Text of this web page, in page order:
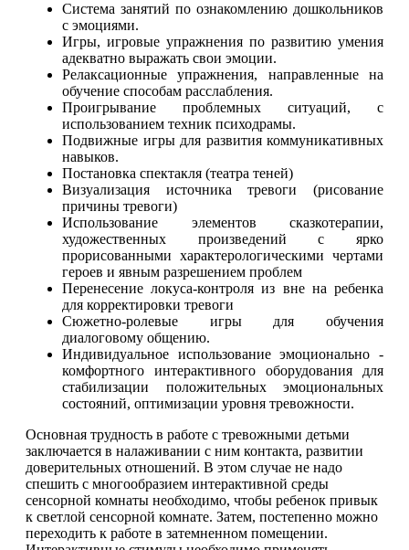
Система занятий по ознакомлению дошкольников
с эмоциями.
Игры, игровые упражнения по развитию умения
адекватно выражать свои эмоции.
Релаксационные упражнения, направленные на
обучение способам расслабления.
Проигрывание проблемных ситуаций, с
использованием техник психодрамы.
Подвижные игры для развития коммуникативных
навыков.
Постановка спектакля (театра теней)
Визуализация источника тревоги (рисование
причины тревоги)
Использование элементов сказкотерапии,
художественных произведений с ярко
прорисованными характерологическими чертами
героев и явным разрешением проблем
Перенесение локуса-контроля из вне на ребенка
для корректировки тревоги
Сюжетно-ролевые игры для обучения
диалоговому общению.
Индивидуальное использование эмоционально -
комфортного интерактивного оборудования для
стабилизации положительных эмоциональных
состояний, оптимизации уровня тревожности.
Основная трудность в работе с тревожными детьми
заключается в налаживании с ним контакта, развитии
доверительных отношений. В этом случае не надо
спешить с многообразием интерактивной среды
сенсорной комнаты необходимо, чтобы ребенок привык
к светлой сенсорной комнате. Затем, постепенно можно
переходить к работе в затемненном помещении.